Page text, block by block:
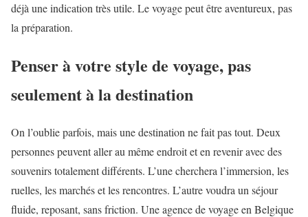
déjà une indication très utile. Le voyage peut être aventureux, pas
la préparation.
Penser à votre style de voyage, pas
seulement à la destination
On l’oublie parfois, mais une destination ne fait pas tout. Deux
personnes peuvent aller au même endroit et en revenir avec des
souvenirs totalement différents. L’une cherchera l’immersion, les
ruelles, les marchés et les rencontres. L’autre voudra un séjour
fluide, reposant, sans friction. Une agence de voyage en Belgique